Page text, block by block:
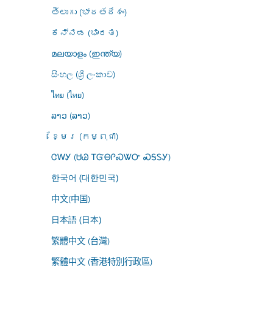
తెలుగు (భారతదేశం)
ಕನ್ನಡ (ಭಾರತ)
മലയാളം (ഇന്ത്യ)
සිංහල (ශ්‍රී ලංකාව)
ไทย (ไทย)
ລາວ (ລາວ)
ខ្មែរ (កម្ពុជា)
ᏣᎳᎩ (ᏌᏊ ᎢᏳᎾᎵᏍᏔᏅ ᏍᎦᏚᎩ)
한국어 (대한민국)
中文(中国)
日本語 (日本)
繁體中文 (台灣)
繁體中文 (香港特別行政區)